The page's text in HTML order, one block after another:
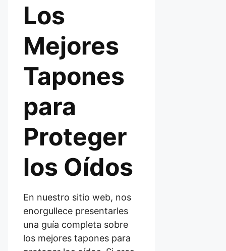
Los
Mejores
Tapones
para
Proteger
los Oídos
En nuestro sitio web, nos
enorgullece presentarles
una guía completa sobre
los mejores tapones para